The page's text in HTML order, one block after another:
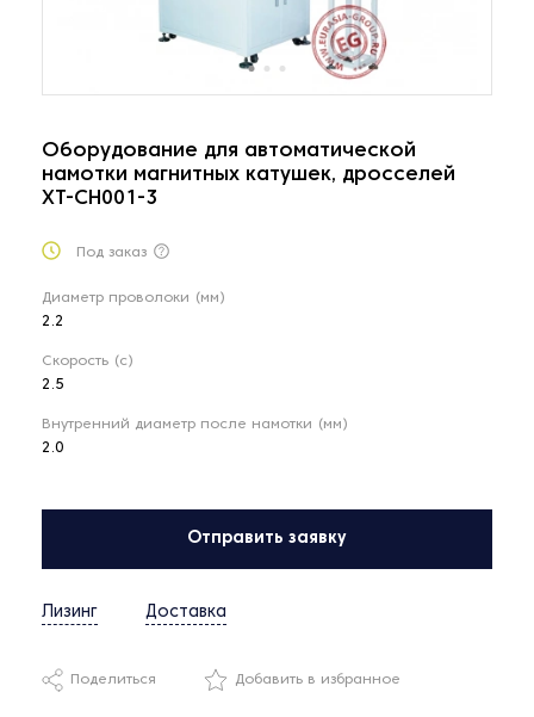
Оборудование для автоматической
намотки магнитных катушек, дросселей
XT-CH001-3
Под заказ
Диаметр проволоки (мм)
2.2
Скорость (с)
2.5
Внутренний диаметр после намотки (мм)
2.0
Отправить заявку
Лизинг Доставка
Поделиться Добавить в избранное